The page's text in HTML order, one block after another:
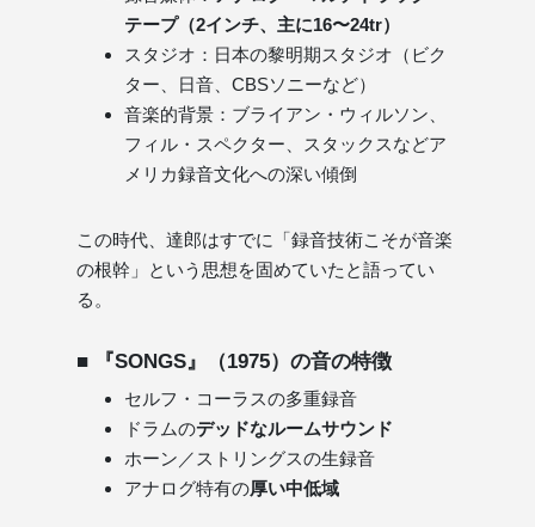
テープ（2インチ、主に16〜24tr）
スタジオ：日本の黎明期スタジオ（ビク
ター、日音、CBSソニーなど）
音楽的背景：ブライアン・ウィルソン、
フィル・スペクター、スタックスなどア
メリカ録音文化への深い傾倒
この時代、達郎はすでに「録音技術こそが音楽
の根幹」という思想を固めていたと語ってい
る。
■ 『SONGS』（1975）の音の特徴
セルフ・コーラスの多重録音
ドラムのデッドなルームサウンド
ホーン／ストリングスの生録音
アナログ特有の厚い中低域